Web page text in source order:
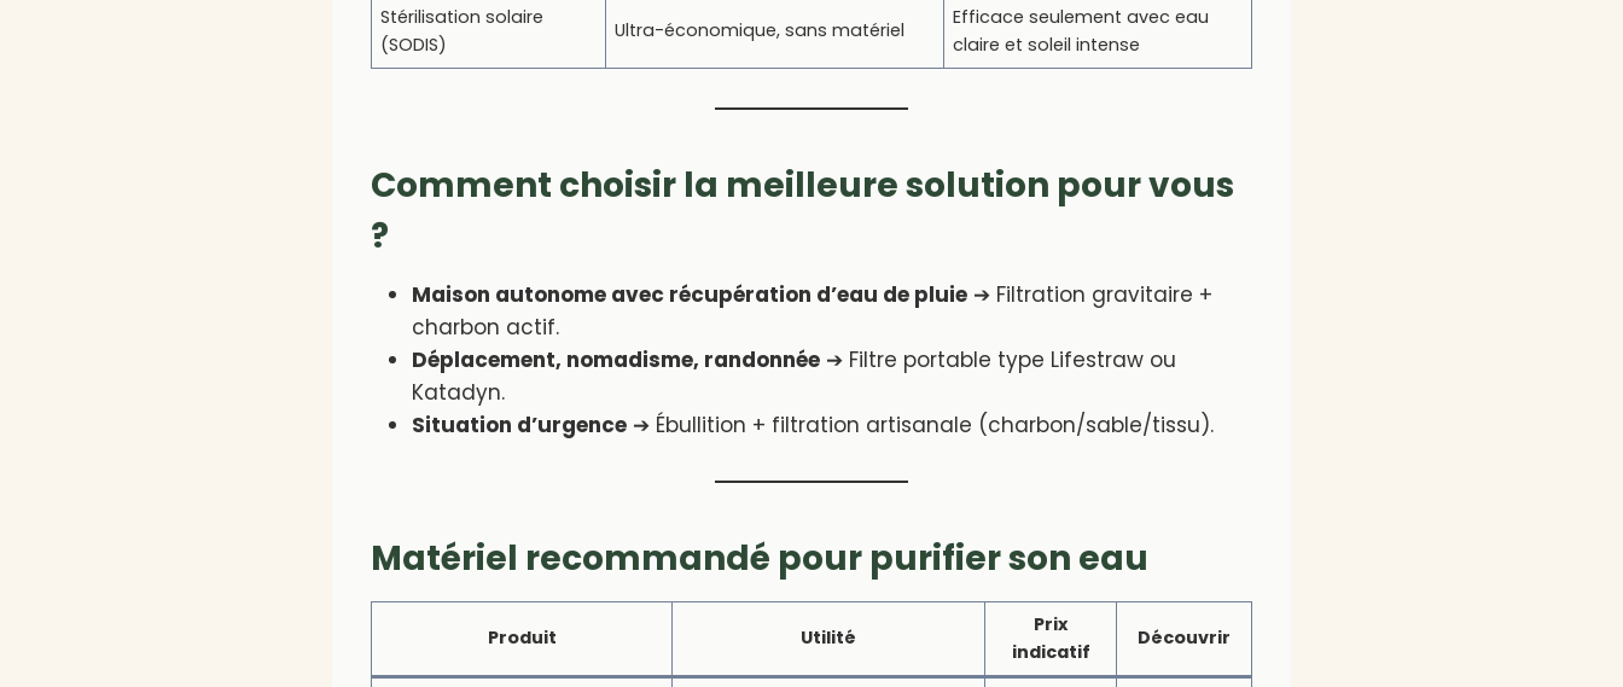
Stérilisation solaire
(SODIS)
Ultra-économique, sans matériel
Efficace seulement avec eau
claire et soleil intense
Comment choisir la meilleure solution pour vous
?
Maison autonome avec récupération d’eau de pluie ➔ Filtration gravitaire +
charbon actif.
Déplacement, nomadisme, randonnée ➔ Filtre portable type Lifestraw ou
Katadyn.
Situation d’urgence ➔ Ébullition + filtration artisanale (charbon/sable/tissu).
Matériel recommandé pour purifier son eau
Produit Utilité
Prix
indicatif
Découvrir